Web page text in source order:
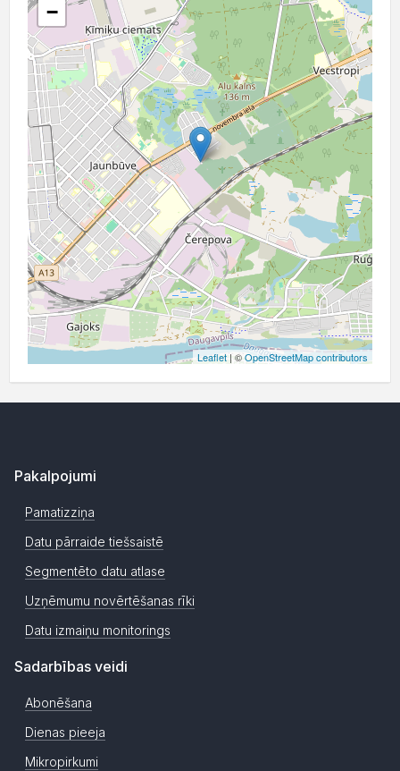
−
Leaflet | ©OpenStreetMap contributors
Pakalpojumi
Pamatizziņa
Datu pārraide tiešsaistē
Segmentēto datu atlase
Uzņēmumu novērtēšanas rīki
Datu izmaiņu monitorings
Sadarbības veidi
Abonēšana
Dienas pieeja
Mikropirkumi